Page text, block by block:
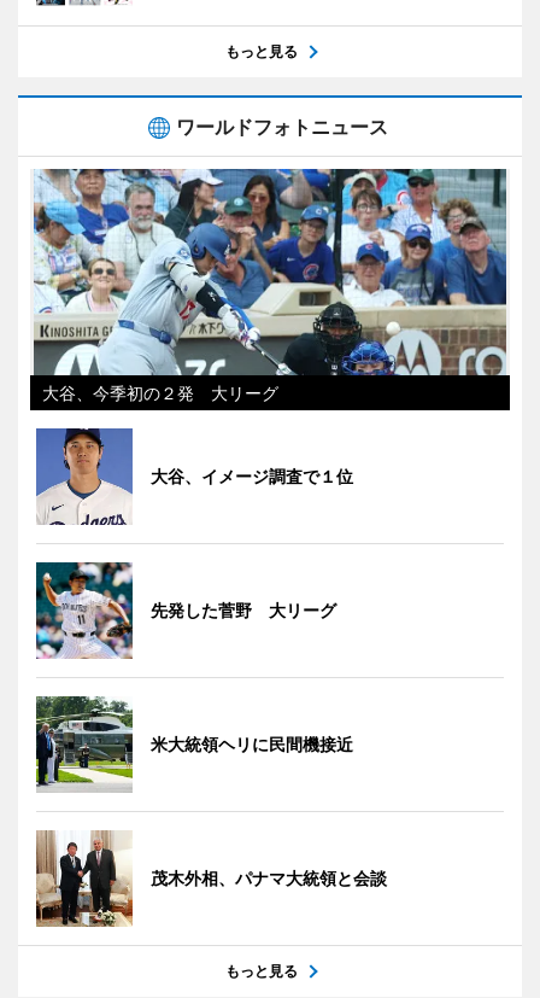
もっと見る
ワールドフォトニュース
大谷、今季初の２発 大リーグ
大谷、イメージ調査で１位
先発した菅野 大リーグ
米大統領ヘリに民間機接近
茂木外相、パナマ大統領と会談
もっと見る